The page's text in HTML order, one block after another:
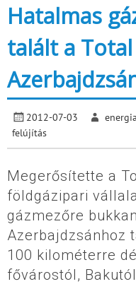
Hatalmas
talált a Total
2012-07-03
felújítás
Megerősítette a
földgázipari
gázmezőre
Azerbajdzsánhoz
100 kilométerre
fővárostól,